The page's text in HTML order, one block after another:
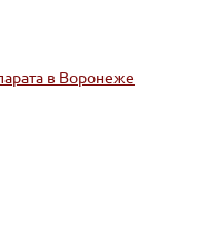
в Воронеже